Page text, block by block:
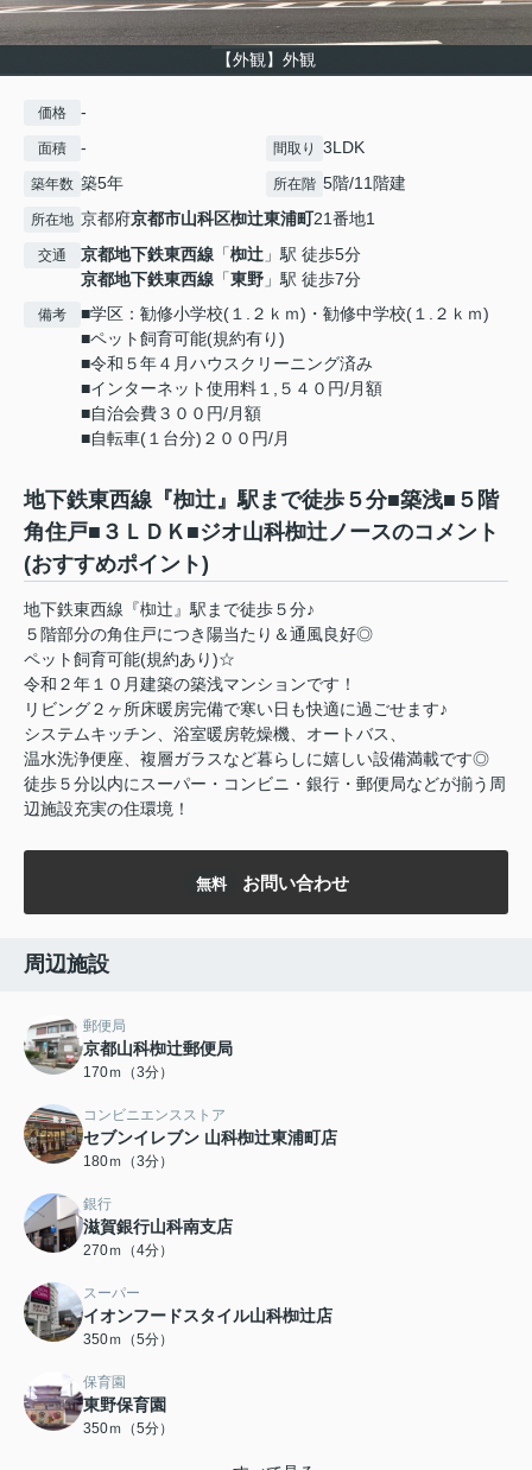
【外観】外観
価格 -
面積 - 間取り 3LDK
築年数 築5年 所在階 5階/11階建
所在地 京都府京都市山科区椥辻東浦町21番地1
交通 京都地下鉄東西線 「椥辻 」駅 徒歩5分
京都地下鉄東西線 「東野 」駅 徒歩7分
備考
■学区：勧修小学校(１.２ｋｍ)・勧修中学校(１.２ｋｍ)
■ペット飼育可能(規約有り)
■令和５年４月ハウスクリーニング済み
■インターネット使用料１,５４０円/月額
■自治会費３００円/月額
■自転車(１台分)２００円/月
地下鉄東西線『椥辻』駅まで徒歩５分■築浅■５階
角住戸■３ＬＤＫ■ジオ山科椥辻ノースのコメント
(おすすめポイント)
地下鉄東西線『椥辻』駅まで徒歩５分♪
５階部分の角住戸につき陽当たり＆通風良好◎
ペット飼育可能(規約あり)☆
令和２年１０月建築の築浅マンションです！
リビング２ヶ所床暖房完備で寒い日も快適に過ごせます♪
システムキッチン、浴室暖房乾燥機、オートバス、
温水洗浄便座、複層ガラスなど暮らしに嬉しい設備満載です◎
徒歩５分以内にスーパー・コンビニ・銀行・郵便局などが揃う周
辺施設充実の住環境！
無料 お問い合わせ
周辺施設
郵便局
京都山科椥辻郵便局
170ｍ（3分）
コンビニエンスストア
セブンイレブン 山科椥辻東浦町店
180ｍ（3分）
銀行
滋賀銀行山科南支店
270ｍ（4分）
スーパー
イオンフードスタイル山科椥辻店
350ｍ（5分）
保育園
東野保育園
350ｍ（5分）